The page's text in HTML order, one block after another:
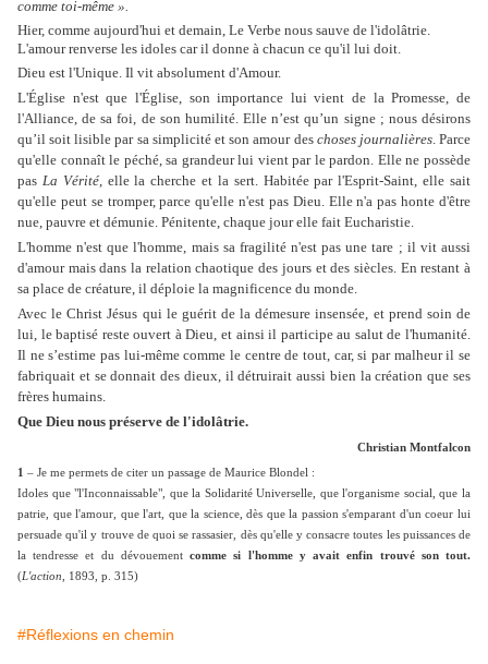
comme toi-même ».
Hier, comme aujourd'hui et demain, Le Verbe nous sauve de l'idolâtrie.
L'amour renverse les idoles car il donne à chacun ce qu'il lui doit.
Dieu est l'Unique. Il vit absolument d'Amour.
L'Église n'est que l'Église, son importance lui vient de la Promesse, de
l'Alliance, de sa foi, de son humilité. Elle n’est qu’un signe ; nous désirons
qu’il soit lisible par sa simplicité et son amour des choses journalières. Parce
qu'elle connaît le péché, sa grandeur lui vient par le pardon. Elle ne possède
pas La Vérité, elle la cherche et la sert. Habitée par l'Esprit-Saint, elle sait
qu'elle peut se tromper, parce qu'elle n'est pas Dieu. Elle n'a pas honte d'être
nue, pauvre et démunie. Pénitente, chaque jour elle fait Eucharistie.
L'homme n'est que l'homme, mais sa fragilité n'est pas une tare ; il vit aussi
d'amour mais dans la relation chaotique des jours et des siècles. En restant à
sa place de créature, il déploie la magnificence du monde.
Avec le Christ Jésus qui le guérit de la démesure insensée, et prend soin de
lui, le baptisé reste ouvert à Dieu, et ainsi il participe au salut de l'humanité.
Il ne s’estime pas lui-même comme le centre de tout, car, si par malheur il se
fabriquait et se donnait des dieux, il détruirait aussi bien la création que ses
frères humains.
Que Dieu nous préserve de l'idolâtrie.
Christian Montfalcon
1 – Je me permets de citer un passage de Maurice Blondel :
Idoles que "l'Inconnaissable", que la Solidarité Universelle, que l'organisme social, que la
patrie, que l'amour, que l'art, que la science, dès que la passion s'emparant d'un coeur lui
persuade qu'il y trouve de quoi se rassasier, dès qu'elle y consacre toutes les puissances de
la tendresse et du dévouementcomme si l'homme y avait enfin trouvé son tout.
(L'action , 1893, p. 315)
#Réflexions en chemin